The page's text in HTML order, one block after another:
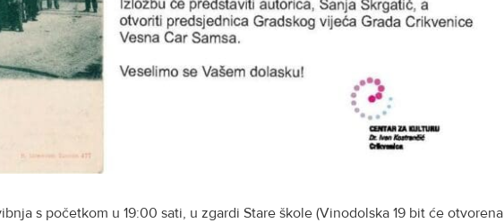
s početkom u 19:00 sati, u zgardi Stare škole (Vinodolska 19 bit će otvorena